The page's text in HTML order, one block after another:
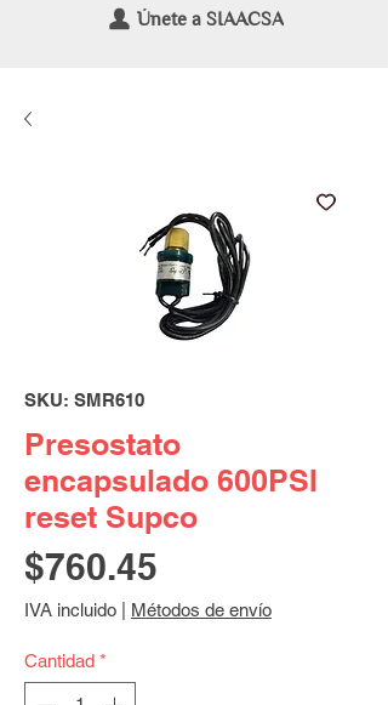
Únete a SIAACSA
SKU: SMR610
Presostato
encapsulado 600PSI
reset Supco
$760.45
IVA incluido Métodos de envío
Cantidad *